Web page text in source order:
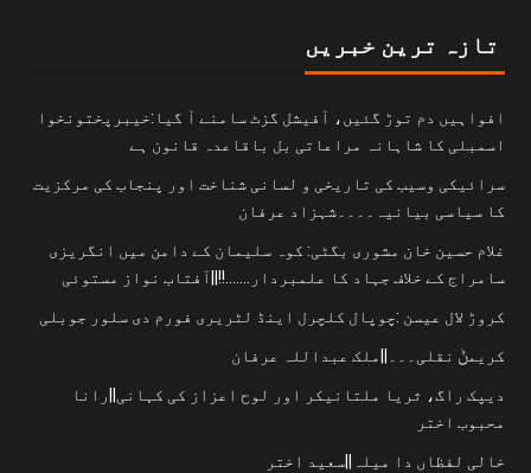
تازہ ترین خبریں
افواہیں دم توڑ گئیں، آفیشل گزٹ سامنے آ گیا:خیبرپختونخوا
اسمبلی کا شاہانہ مراعاتی بل باقاعدہ قانون ہے
سرائیکی وسیب کی تاریخی و لسانی شناخت اور پنجاب کی مرکزیت
کا سیاسی بیانیہ۔۔۔۔شہزاد عرفان
غلام حسین خان مشوری بگٹی: کوہ سلیمان کے دامن میں انگریزی
سامراج کے خلاف جہاد کا علمبردار…….!!||آفتاب نواز مستوئی
کروڑ لال عیسن :چوپال کلچرل اینڈ لٹریری فورم دی سلور جوبلی
کریمݨ نقلی۔۔۔||ملک عبداللہ عرفان
دیپک راگ، ثریا ملتانیکر اور لوح اعزاز کی کہانی||رانا
محبوب اختر
خالی لفظاں دا میلہ||سعید اختر